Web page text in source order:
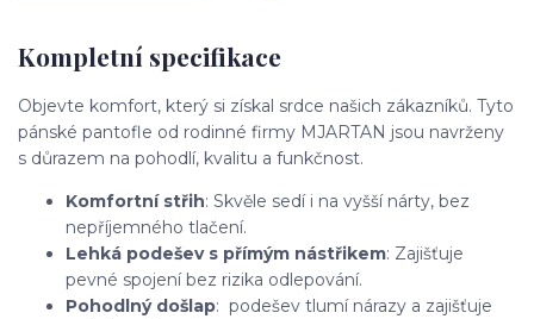
Kompletní specifikace
Objevte komfort, který si získal srdce našich zákazníků. Tyto
pánské pantofle od rodinné firmy MJARTAN jsou navrženy
s důrazem na pohodlí, kvalitu a funkčnost.
Komfortní střih: Skvěle sedí i na vyšší nárty, bez
nepříjemného tlačení.
Lehká podešev s přímým nástřikem: Zajišťuje
pevné spojení bez rizika odlepování.
Pohodlný došlap: podešev tlumí nárazy a zajišťuje